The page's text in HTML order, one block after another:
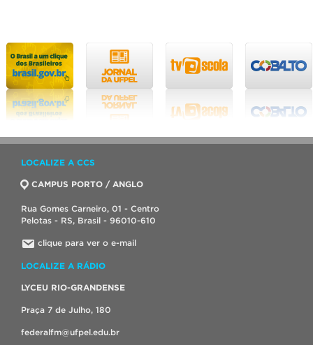
LOCALIZE A CCS
CAMPUS PORTO / ANGLO
Rua Gomes Carneiro, 01 - Centro
Pelotas - RS, Brasil - 96010-610
clique para ver o e-mail
LOCALIZE A RÁDIO
LYCEU RIO-GRANDENSE
Praça 7 de Julho, 180
federalfm@ufpel.edu.br